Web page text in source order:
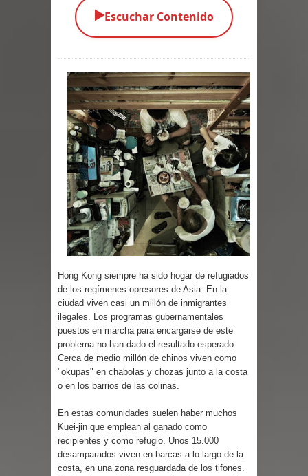
Parte 05: Los Horrores del Infierno
Parte 03: La Traición
Parte 02: Vuelve el Hijo Prodigo
Parte 01: El Comienzo
Parte 01: El Enemigo Interior
Exaltados y Muertos Vivientes
Los Muertos se Levantan (Relato)
Los Monstruos más Buscados
Parte 09: Los Muertos Cuentan
Cuentos
▶️Escuchar Contenido
Hong Kong siempre ha sido hogar de refugiados
de los regímenes opresores de Asia. En la
ciudad viven casi un millón de inmigrantes
ilegales. Los programas gubernamentales
puestos en marcha para encargarse de este
problema no han dado el resultado esperado.
Cerca de medio millón de chinos viven como
"okupas" en chabolas y chozas junto a la costa
o en los barrios de las colinas.
En estas comunidades suelen haber muchos
Kuei-jin que emplean al ganado como
recipientes y como refugio. Unos 15.000
desamparados viven en barcas a lo largo de la
costa, en una zona resguardada de los tifones.